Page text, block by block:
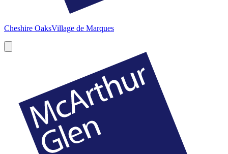
Cheshire OaksVillage de Marques